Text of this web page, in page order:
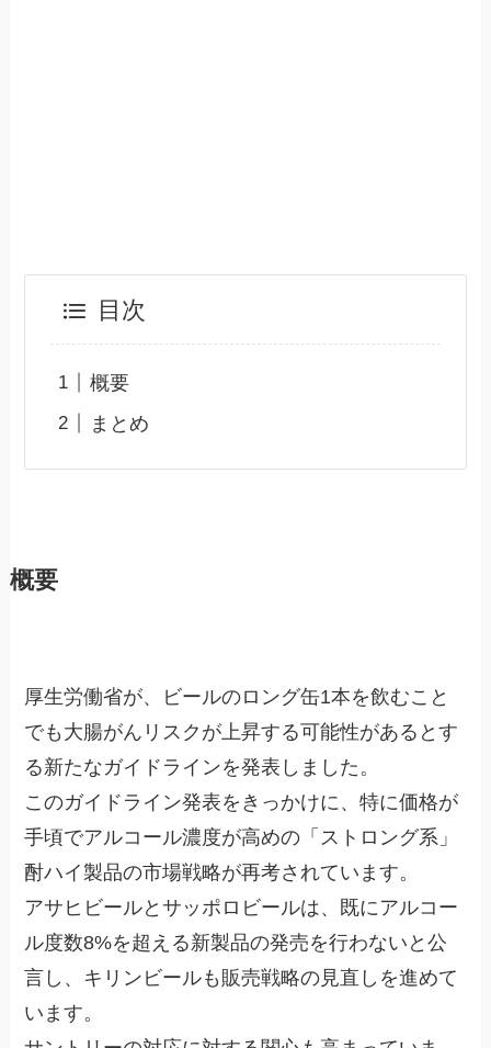
目次
概要
まとめ
概要
厚生労働省が、ビールのロング缶1本を飲むこと
でも大腸がんリスクが上昇する可能性があるとす
る新たなガイドラインを発表しました。
このガイドライン発表をきっかけに、特に価格が
手頃でアルコール濃度が高めの「ストロング系」
酎ハイ製品の市場戦略が再考されています。
アサヒビールとサッポロビールは、既にアルコー
ル度数8%を超える新製品の発売を行わないと公
言し、キリンビールも販売戦略の見直しを進めて
います。